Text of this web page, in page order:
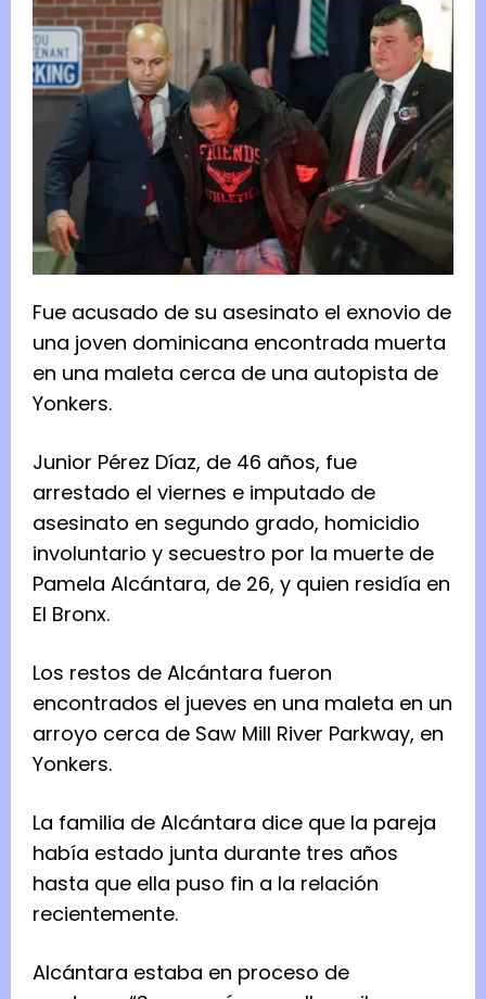
Fue acusado de su asesinato el exnovio de
una joven dominicana encontrada muerta
en una maleta cerca de una autopista de
Yonkers.
Junior Pérez Díaz, de 46 años, fue
arrestado el viernes e imputado de
asesinato en segundo grado, homicidio
involuntario y secuestro por la muerte de
Pamela Alcántara, de 26, y quien residía en
El Bronx.
Los restos de Alcántara fueron
encontrados el jueves en una maleta en un
arroyo cerca de Saw Mill River Parkway, en
Yonkers.
La familia de Alcántara dice que la pareja
había estado junta durante tres años
hasta que ella puso fin a la relación
recientemente.
Alcántara estaba en proceso de